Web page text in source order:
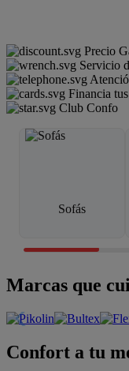
Precio
Servicio
Financia
Club Confo
Sofás
Marcas que
Confort a tu